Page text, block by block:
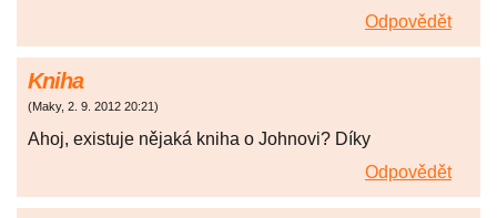
Odpovědět
Kniha
(Maky, 2. 9. 2012 20:21)
Ahoj, existuje nějaká kniha o Johnovi? Díky
Odpovědět